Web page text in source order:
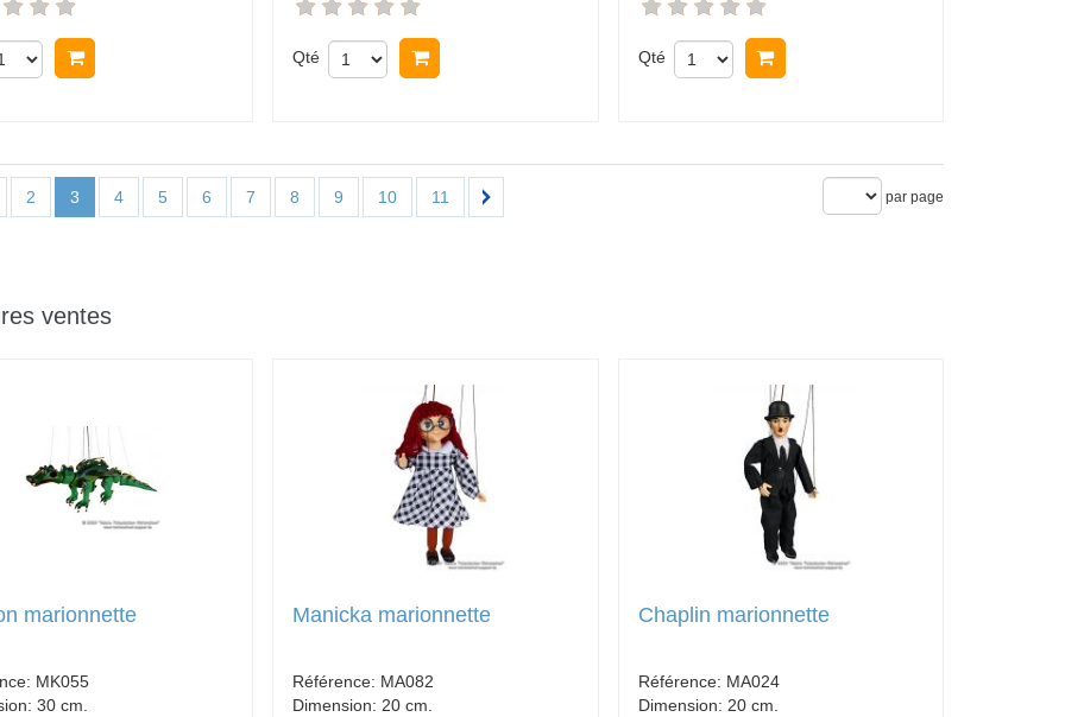
Qté Qté
2 3 4 5 6 7 8 9 10 11 par page
ventes
marionnette
MK055
30 cm.
Manicka marionnette
Référence: MA082
Dimension: 20 cm.
Chaplin marionnette
Référence: MA024
Dimension: 20 cm.